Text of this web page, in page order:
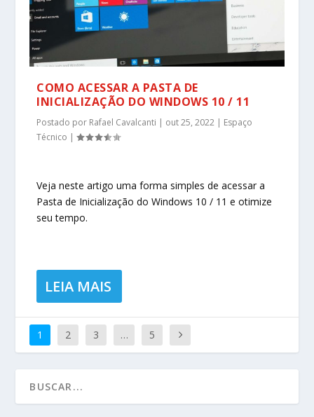
COMO ACESSAR A PASTA DE
INICIALIZAÇÃO DO WINDOWS 10 / 11
Postado por Rafael Cavalcanti | out 25, 2022 | Espaço
Técnico |
Veja neste artigo uma forma simples de acessar a
Pasta de Inicialização do Windows 10 / 11 e otimize
seu tempo.
LEIA MAIS
1 2 3 … 5